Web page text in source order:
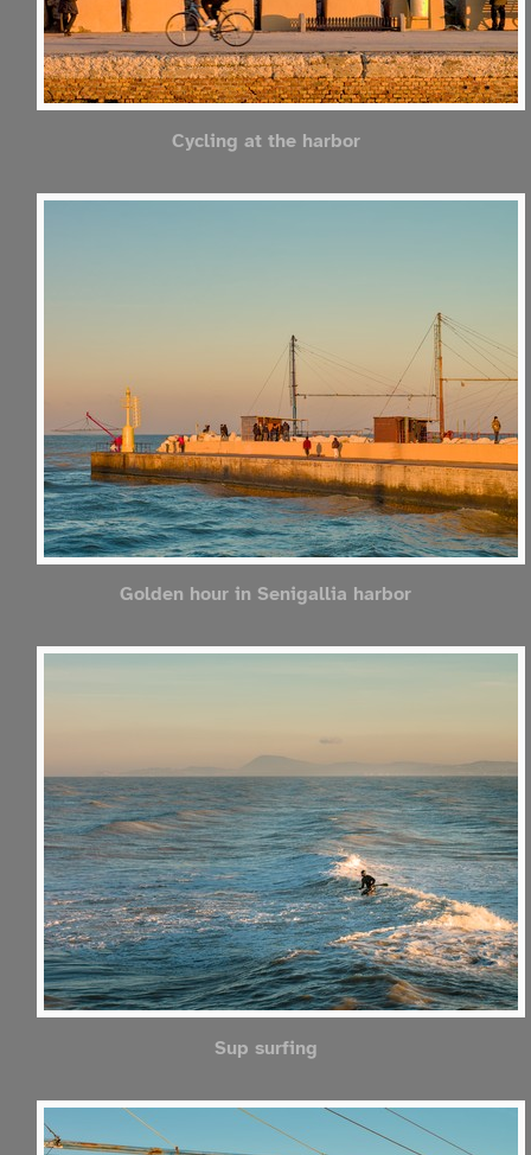
Cycling at the harbor
Golden hour in Senigallia harbor
Sup surfing